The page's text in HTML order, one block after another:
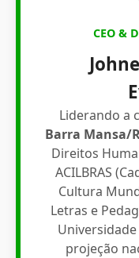
CEO &
Liderando a
Barra Mansa/
Direitos
ACILBRAS
Cultura
Letras e
projeção